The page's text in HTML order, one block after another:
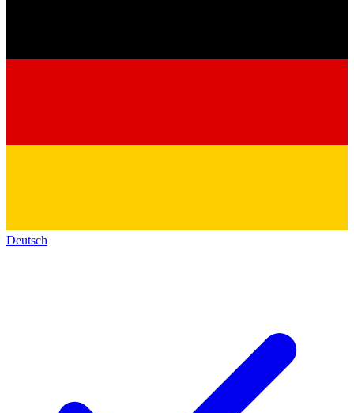
Deutsch